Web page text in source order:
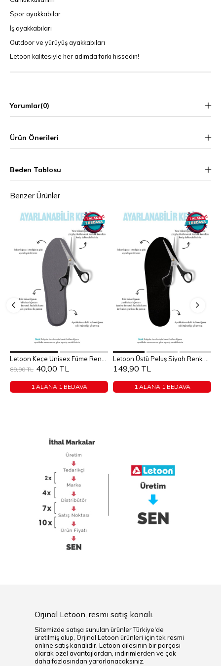
Spor ayakkabılar
İş ayakkabıları
Outdoor ve yürüyüş ayakkabıları
Letoon kalitesiyle her adımda farkı hissedin!
Yorumlar(0)
Ürün Önerileri
Beden Tablosu
Benzer Ürünler
Sepete Ekle
36 37 38 39
40
41
42 43
46
40,00 TL
89,90 TL
1 ALANA 1 BEDAVA
Sepete Ekle
149,90 TL
1 ALANA 1 BEDAVA
Orjinal Letoon, resmi satış kanalı.
Sitemizde satışa sunulan ürünler Türkiye'de
üretilmiş olup, Orjinal Letoon ürünleri için tek resmi
online satış kanalıdır. Letoon ailesinin bir parçası
olarak özel avantajlardan, indirimlerden ve çok
daha fazlasından yararlanacaksınız.